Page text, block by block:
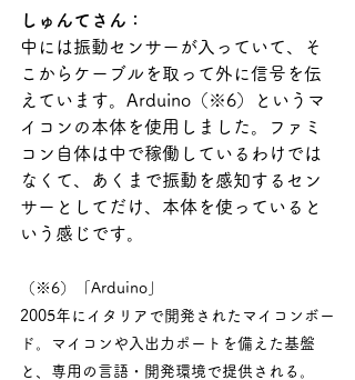
しゅんてさん：
中には振動センサーが入っていて、そ
こからケーブルを取って外に信号を伝
えています。Arduino（※6）というマ
イコンの本体を使用しました。ファミ
コン自体は中で稼働しているわけでは
なくて、あくまで振動を感知するセン
サーとしてだけ、本体を使っていると
いう感じです。
（※6）「Arduino」
2005年にイタリアで開発されたマイコンボー
ド。マイコンや入出力ポートを備えた基盤
と、専用の言語・開発環境で提供される。